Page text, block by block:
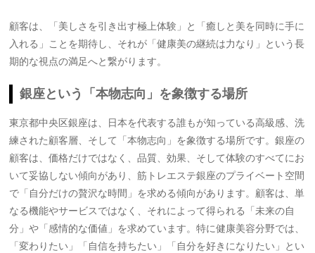
顧客は、「美しさを引き出す極上体験」と「癒しと美を同時に手に
入れる」ことを期待し、それが「健康美の継続は力なり」という長
期的な視点の満足へと繋がります。
銀座という「本物志向」を象徴する場所
東京都中央区銀座は、日本を代表する誰もが知っている高級感、洗
練された顧客層、そして「本物志向」を象徴する場所です。銀座の
顧客は、価格だけではなく、品質、効果、そして体験のすべてにお
いて妥協しない傾向があり、筋トレエステ銀座のプライベート空間
で「自分だけの贅沢な時間」を求める傾向があります。顧客は、単
なる機能やサービスではなく、それによって得られる「未来の自
分」や「感情的な価値」を求めています。特に健康美容分野では、
「変わりたい」「自信を持ちたい」「自分を好きになりたい」とい